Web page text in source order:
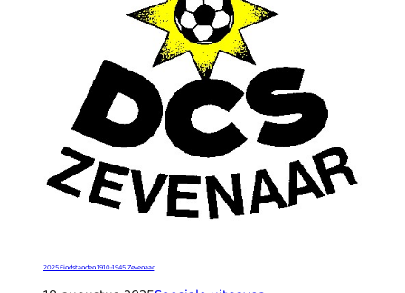
2025 Eindstanden 1910-1945 Zevenaar